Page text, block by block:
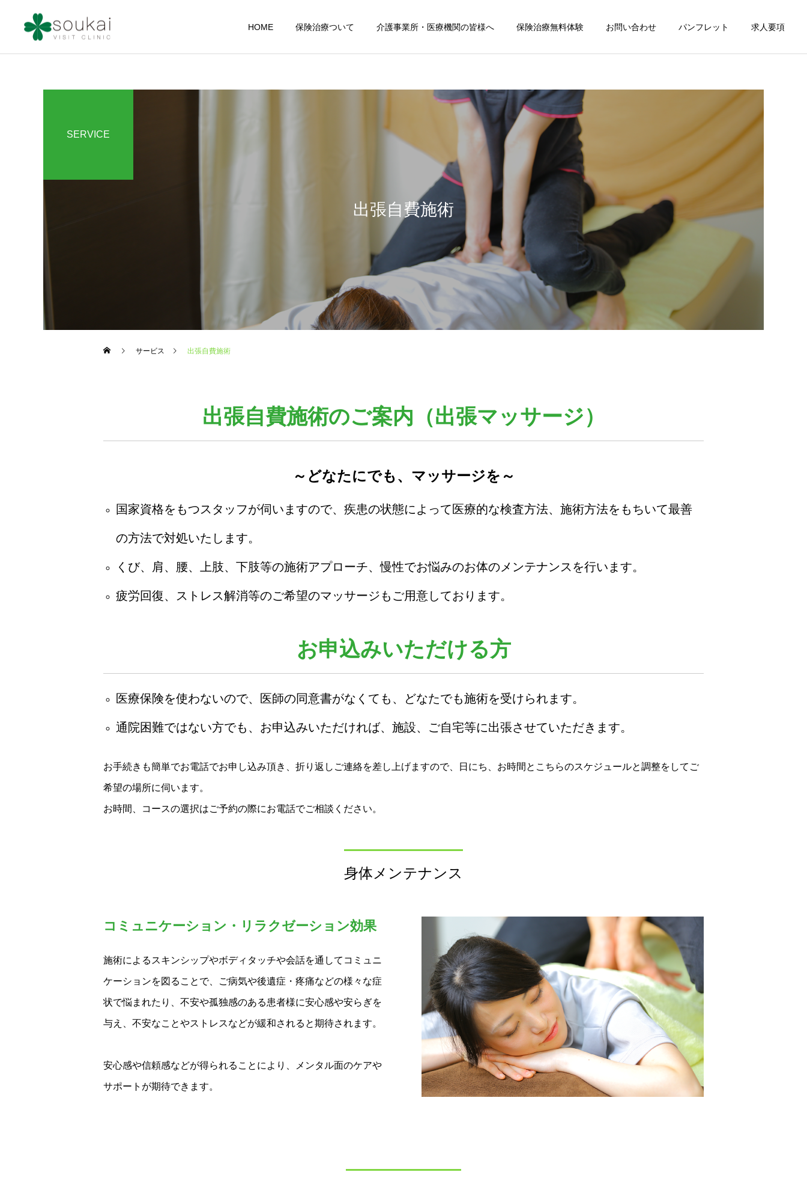
HOME 保険治療ついて 介護事業所・医療機関の皆様へ 保険治療無料体験 お問い合わせ パンフレット 求人要項
出張自費施術
SERVICE
サービス 出張自費施術
出張自費施術のご案内（出張マッサージ）
～どなたにでも、マッサージを～
国家資格をもつスタッフが伺いますので、疾患の状態によって医療的な検査方法、施術方法をもちいて最善
の方法で対処いたします。
くび、肩、腰、上肢、下肢等の施術アプローチ、慢性でお悩みのお体のメンテナンスを行います。
疲労回復、ストレス解消等のご希望のマッサージもご用意しております。
お申込みいただける方
医療保険を使わないので、医師の同意書がなくても、どなたでも施術を受けられます。
通院困難ではない方でも、お申込みいただければ、施設、ご自宅等に出張させていただきます。
お手続きも簡単でお電話でお申し込み頂き、折り返しご連絡を差し上げますので、日にち、お時間とこちらのスケジュールと調整をしてご
希望の場所に伺います。
お時間、コースの選択はご予約の際にお電話でご相談ください。
身体メンテナンス
コミュニケーション・リラクゼーション効果
施術によるスキンシップやボディタッチや会話を通してコミュニ
ケーションを図ることで、ご病気や後遺症・疼痛などの様々な症
状で悩まれたり、不安や孤独感のある患者様に安心感や安らぎを
与え、不安なことやストレスなどが緩和されると期待されます。
安心感や信頼感などが得られることにより、メンタル面のケアや
サポートが期待できます。